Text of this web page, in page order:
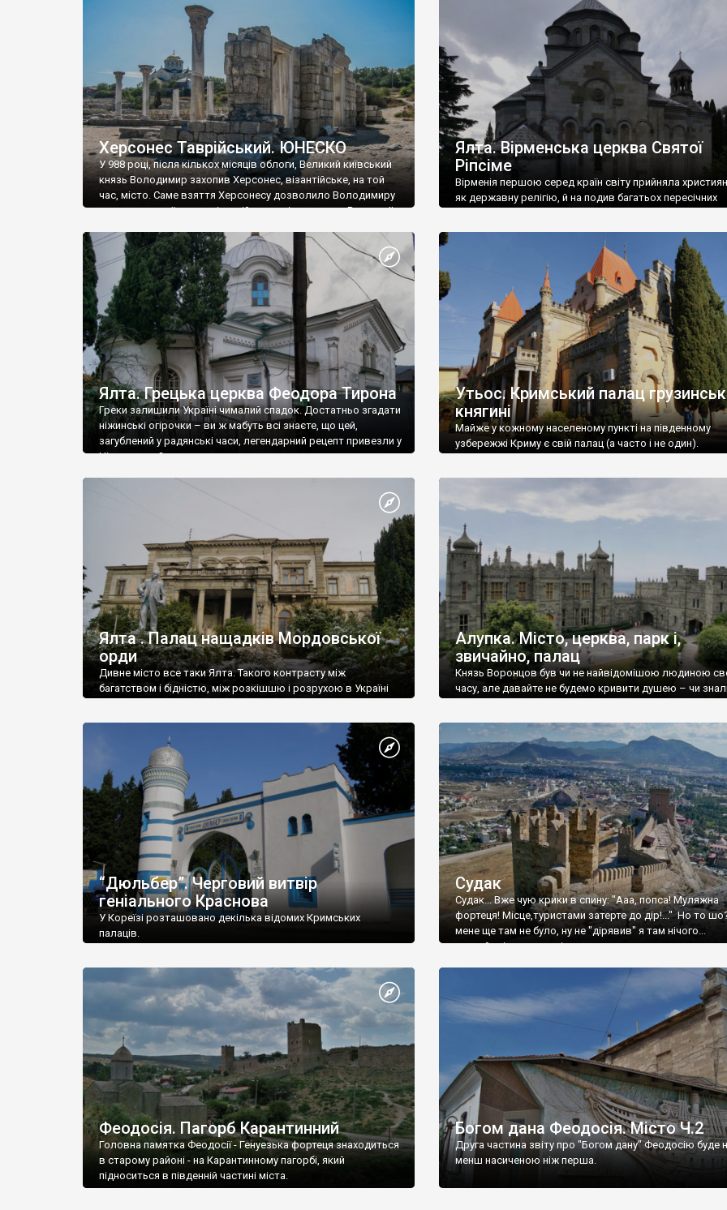
візантійської доби. Раритети викрадені з фондів об’єкту
культурної спадщини ЮНЕСКО «Херсонеса Таврійського».
Офіційно – на виставку «Золото Візантії», але експерти та
влада в Україні вважають це лише […]
називаються «повстяками» (postaki)…” “Вино. Крим
виробляє відмінне вино і його вдосталь: воно все
легке біле і дуже […]
Херсонес Таврійський. ЮНЕСКО
У 988 році, після кількох місяців облоги, Великий київський
князь Володимир захопив Херсонес, візантійське, на той
час, місто. Саме взяття Херсонесу дозволило Володимиру
диктувати свої умови візантійському імператору Василю ІІ,
Херсонесі Володимир-язичник, став Василем-
християнином. А потім було Хрещення Русі. На честь
Херсонесу Таврійського названо місто […]
Ялта. Вірменська церква Святої
Ріпсіме
Вірменія першою серед країн світу прийняла
як державну релігію, й на подив багатьох пересічних
Ялта. Грецька церква Феодора Тирона
Греки залишили Україні чималий спадок. Достатньо згадати
ніжинські огірочки – ви ж мабуть всі знаєте, що цей,
загублений у радянські часи, легендарний рецепт привезли у
Ніжин греки?
Утьос. Кримський палац
княгині
Майже у кожному населеному пункті на південному
узбережжі Криму є свій палац (а часто і не один).
Ялта . Палац нащадків Мордовської
орди
Дивне місто все таки Ялта. Такого контрасту між
багатством і бідністю, між розкішшю і розрухою в Україні
Алупка. Місто, церква, парк і,
звичайно, палац
Князь Воронцов був чи не найвідомішою людиною
часу, але давайте не будемо кривити душею – чи
“Дюльбер”. Черговий витвір
геніального Краснова
У Кореїзі розташовано декілька відомих Кримських
палаців.
Судак
Судак... Вже чую крики в спину: "Ааа, попса! Муляжна
фортеця! Місце,туристами затерте до дір!..." Но то
мене ще там не було, ну не "дірявив" я там нічого...
принаймні до цього літа.
Феодосія. Пагорб Карантинний
Головна памятка Феодосії - Генуезька фортеця знаходиться
в старому районі - на Карантинному пагорбі, який
підноситься в південній частині міста.
Богом дана Феодосія. Місто Ч.2
Друга частина звіту про "Богом дану" Феодосію буде
менш насиченою ніж перша.